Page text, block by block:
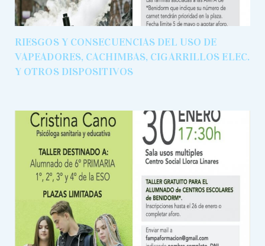
RIESGOS Y CONSECUENCIAS DEL USO DE
VAPEADORES, CACHIMBAS, CIGARRILLOS ELEC.
Y OTROS DISPOSITIVOS